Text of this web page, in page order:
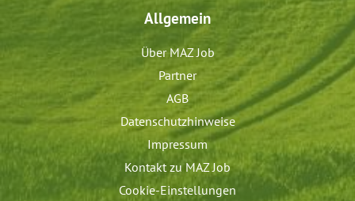
Allgemein
Über MAZ Job
Partner
AGB
Datenschutzhinweise
Impressum
Kontakt zu MAZ Job
Cookie-Einstellungen